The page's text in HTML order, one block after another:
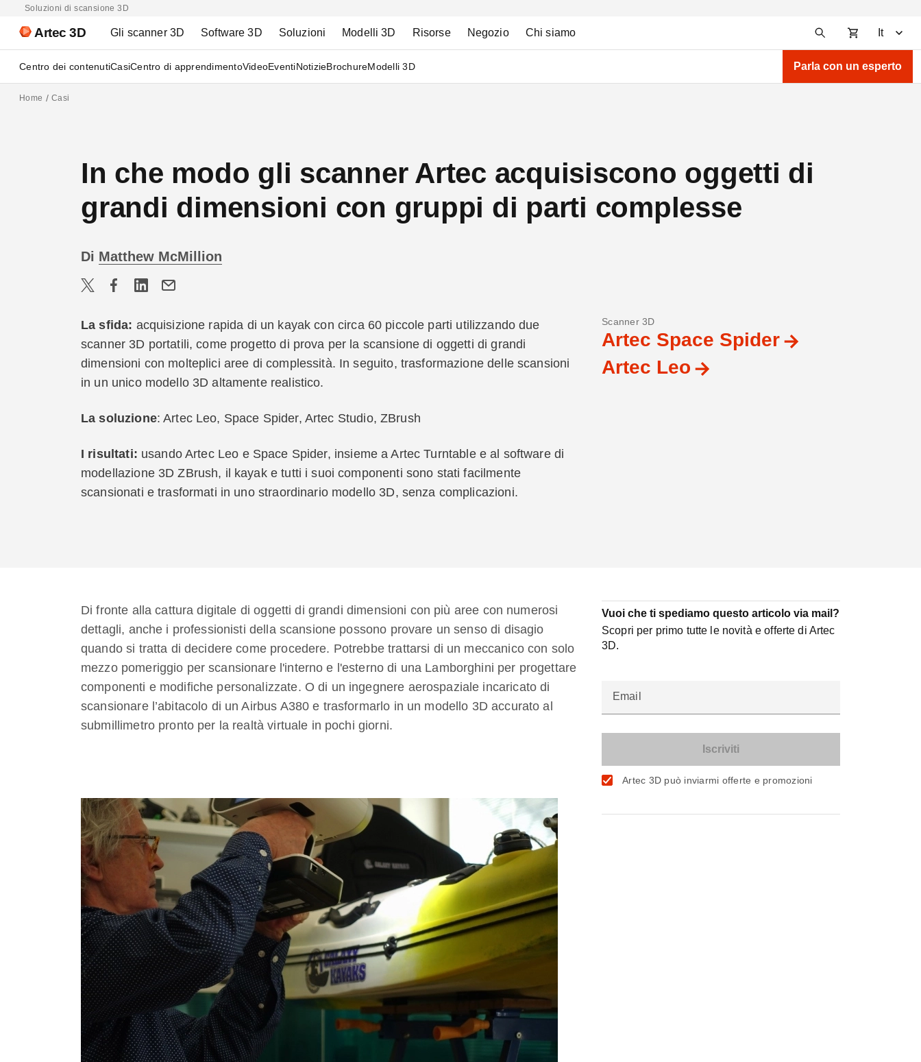
Soluzioni di scansione 3D
Artec 3D Gli scanner 3D Software 3D Soluzioni Modelli 3D Risorse Negozio Chi siamo It
Centro dei contenutiCasiCentro di apprendimentoVideoEventiNotizieBrochureModelli 3D Parla con un esperto
Home Casi
In che modo gli scanner Artec acquisiscono oggetti di
grandi dimensioni con gruppi di parti complesse
Di Matthew McMillion
Scanner 3D
Artec Space Spider
Artec Leo
La sfida: acquisizione rapida di un kayak con circa 60 piccole parti utilizzando due
scanner 3D portatili, come progetto di prova per la scansione di oggetti di grandi
dimensioni con molteplici aree di complessità. In seguito, trasformazione delle scansioni
in un unico modello 3D altamente realistico.
La soluzione: Artec Leo, Space Spider, Artec Studio, ZBrush
I risultati: usando Artec Leo e Space Spider, insieme a Artec Turntable e al software di
modellazione 3D ZBrush, il kayak e tutti i suoi componenti sono stati facilmente
scansionati e trasformati in uno straordinario modello 3D, senza complicazioni.
Di fronte alla cattura digitale di oggetti di grandi dimensioni con più aree con numerosi
dettagli, anche i professionisti della scansione possono provare un senso di disagio
quando si tratta di decidere come procedere. Potrebbe trattarsi di un meccanico con solo
mezzo pomeriggio per scansionare l'interno e l'esterno di una Lamborghini per progettare
componenti e modifiche personalizzate. O di un ingegnere aerospaziale incaricato di
scansionare l’abitacolo di un Airbus A380 e trasformarlo in un modello 3D accurato al
submillimetro pronto per la realtà virtuale in pochi giorni.
Vuoi che ti spediamo questo articolo via mail?
Scopri per primo tutte le novità e offerte di Artec
3D.
Email
Artec 3D può inviarmi offerte e promozioni